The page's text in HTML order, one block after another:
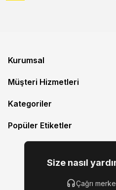
Kurumsal
Müşteri Hizmetleri
Kategoriler
Popüler Etiketler
Size nasıl
Çağrı